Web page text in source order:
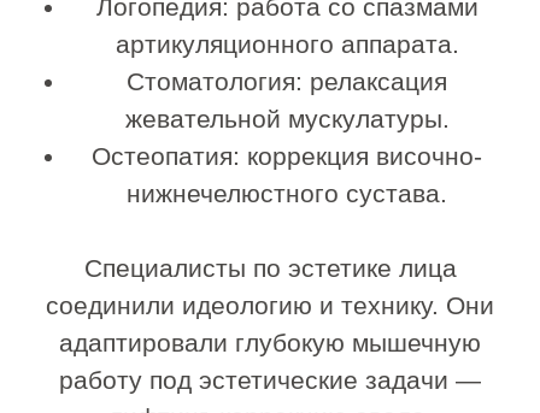
В 20 лет наша мышечная система
эластична, лимфоток активен, кожа
сияет. Но к 35-40 годам накопленный
стресс, бруксизм, привычка сжимать
челюсти делают свое дело.
Жевательные мышцы входят в стадию
укорачиваются, становятся жесткими.
Фасции, которые должны быть
эластичными, как резинка, теряют свои
свойства. Лимфа застаивается,
создавая отеки.